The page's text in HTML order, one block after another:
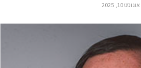
אוגוסט 10, 2025